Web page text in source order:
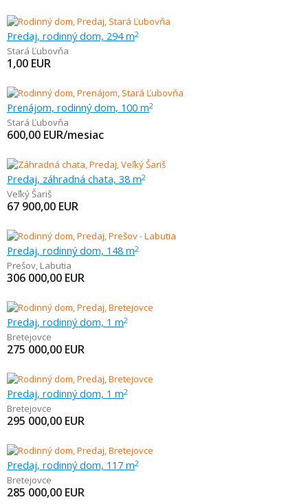
Predaj, rodinný dom, 294 m2
Stará Ľubovňa
1,00 EUR
Prenájom, rodinný dom, 100 m2
Stará Ľubovňa
600,00 EUR/mesiac
Predaj, záhradná chata, 38 m2
Veľký Šariš
67 900,00 EUR
Predaj, rodinný dom, 148 m2
Prešov, Labutia
306 000,00 EUR
Predaj, rodinný dom, 1 m2
Bretejovce
275 000,00 EUR
Predaj, rodinný dom, 1 m2
Bretejovce
295 000,00 EUR
Predaj, rodinný dom, 117 m2
Bretejovce
285 000,00 EUR